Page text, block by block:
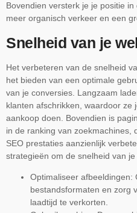
Bovendien versterk je je positie
meer organisch verkeer en een
Snelheid van je
Het verbeteren van de snelheid
het bieden van een optimale
van je conversies. Langzaam
klanten afschrikken, waardoor ze
aankoop doen. Bovendien is
in de ranking van zoekmachines,
SEO prestaties aanzienlijk
strategieën om de snelheid van
Optimaliseer afbeeldingen:
bestandsformaten en zorg
laadtijd te verkorten.